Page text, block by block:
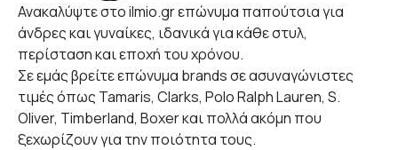
Ανακαλύψτε στο ilmio.gr επώνυμα παπούτσια για
άνδρες και γυναίκες, ιδανικά για κάθε στυλ,
περίσταση και εποχή του χρόνου.
Σε εμάς βρείτε επώνυμα brands σε ασυναγώνιστες
τιμές όπως Tamaris, Clarks, Polo Ralph Lauren, S.
Oliver, Timberland, Boxer και πολλά ακόμη που
ξεχωρίζουν για την ποιότητα τους.